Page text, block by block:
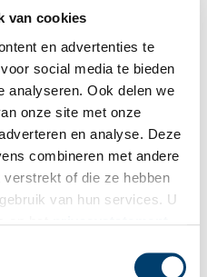
van cookies
en advertenties te
social media te bieden
analyseren. Ook delen we
onze site met onze
en analyse. Deze
combineren met andere
of die ze hebben
van hun services. U
over hun tijd?
grappen
boerenpetje,
om zijn nek,